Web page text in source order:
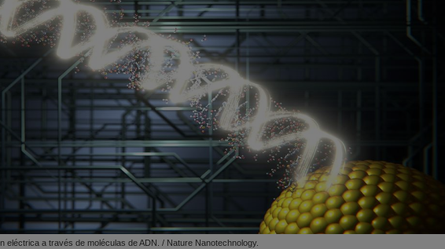
eléctrica a través de moléculas de ADN. / Nature Nanotechnology.